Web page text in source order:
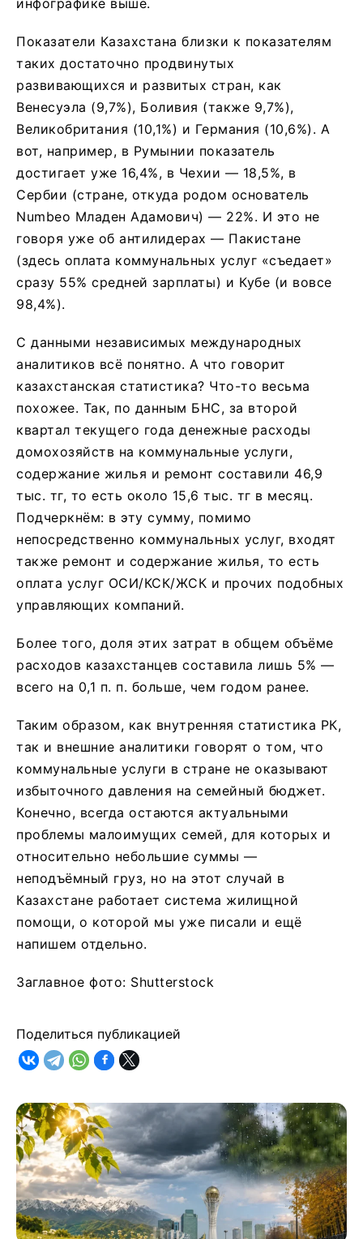
Показатели Казахстана близки к показателям
таких достаточно продвинутых
развивающихся и развитых стран, как
Венесуэла (9,7%), Боливия (также 9,7%),
Великобритания (10,1%) и Германия (10,6%). А
вот, например, в Румынии показатель
достигает уже 16,4%, в Чехии — 18,5%, в
Сербии (стране, откуда родом основатель
Numbeo Младен Адамович) — 22%. И это не
говоря уже об антилидерах — Пакистане
(здесь оплата коммунальных услуг «съедает»
сразу 55% средней зарплаты) и Кубе (и вовсе
98,4%).
С данными независимых международных
аналитиков всё понятно. А что говорит
казахстанская статистика? Что-то весьма
похожее. Так, по данным БНС, за второй
квартал текущего года денежные расходы
домохозяйств на коммунальные услуги,
содержание жилья и ремонт составили 46,9
тыс. тг, то есть около 15,6 тыс. тг в месяц.
Подчеркнём: в эту сумму, помимо
непосредственно коммунальных услуг, входят
также ремонт и содержание жилья, то есть
оплата услуг ОСИ/КСК/ЖСК и прочих подобных
управляющих компаний.
Более того, доля этих затрат в общем объёме
расходов казахстанцев составила лишь 5% —
всего на 0,1 п. п. больше, чем годом ранее.
Таким образом, как внутренняя статистика РК,
так и внешние аналитики говорят о том, что
коммунальные услуги в стране не оказывают
избыточного давления на семейный бюджет.
Конечно, всегда остаются актуальными
проблемы малоимущих семей, для которых и
относительно небольшие суммы —
неподъёмный груз, но на этот случай в
Казахстане работает система жилищной
помощи, о которой мы уже писали и ещё
напишем отдельно.
Заглавное фото: Shutterstock
Поделиться публикацией